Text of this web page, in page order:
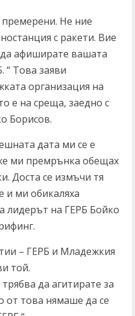
Не ние
с ракети. Вие
афиширате вашата
“ Това заяви
организация на
е на среща, заедно с
Борисов.
дата ми се е
ми премрънка обещах
Доста се измъчи тя
и ми обикаляха
лидерът на ГЕРБ Бойко
– ГЕРБ и Младежкия
той.
да агитирате за
от това нямаше да се